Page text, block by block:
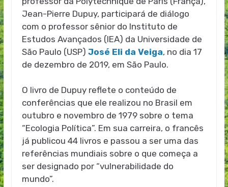
Jean-Pierre Dupuy, participará de diálogo
com o professor sênior do Instituto de
Estudos Avançados (IEA) da Universidade de
São Paulo (USP) José Eli da Veiga, no dia 17
de dezembro de 2019, em São Paulo.
O livro de Dupuy reflete o conteúdo de
conferências que ele realizou no Brasil em
outubro e novembro de 1979 sobre o tema
“Ecologia Política”. Em sua carreira, o francês
já publicou 44 livros e passou a ser uma das
referências mundiais sobre o que começa a
ser designado por “vulnerabilidade do
mundo”.